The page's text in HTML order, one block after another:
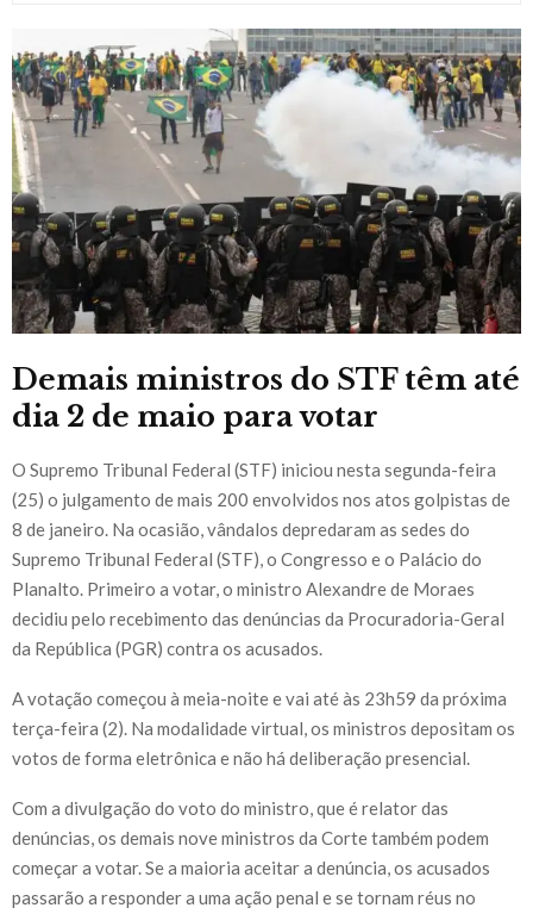
Demais ministros do STF têm até
dia 2 de maio para votar
O Supremo Tribunal Federal (STF) iniciou nesta segunda-feira
(25) o julgamento de mais 200 envolvidos nos atos golpistas de
8 de janeiro. Na ocasião, vândalos depredaram as sedes do
Supremo Tribunal Federal (STF), o Congresso e o Palácio do
Planalto. Primeiro a votar, o ministro Alexandre de Moraes
decidiu pelo recebimento das denúncias da Procuradoria-Geral
da República (PGR) contra os acusados.
A votação começou à meia-noite e vai até às 23h59 da próxima
terça-feira (2). Na modalidade virtual, os ministros depositam os
votos de forma eletrônica e não há deliberação presencial.
Com a divulgação do voto do ministro, que é relator das
denúncias, os demais nove ministros da Corte também podem
começar a votar. Se a maioria aceitar a denúncia, os acusados
passarão a responder a uma ação penal e se tornam réus no